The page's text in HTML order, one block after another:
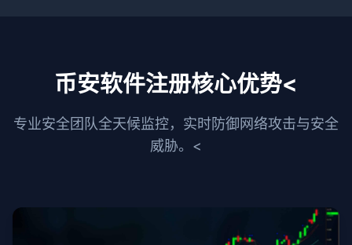
币安软件注册核心优势<
专业安全团队全天候监控，实时防御网络攻击与安全
威胁。<